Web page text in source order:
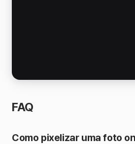
FAQ
Como pixelizar uma foto